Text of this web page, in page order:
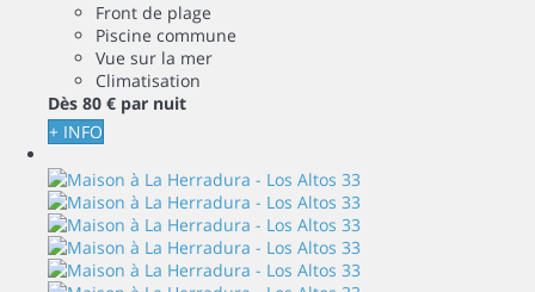
Front de plage
Piscine commune
Vue sur la mer
Climatisation
Dès 80 € par nuit
+ INFO